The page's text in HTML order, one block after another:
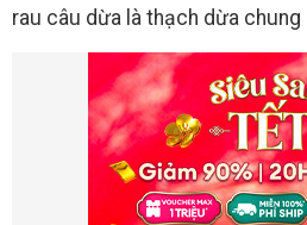
rau câu dừa là thạch dừa